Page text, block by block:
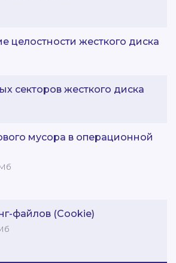
целостности жесткого диска
секторов жесткого диска
мусора в операционной
файлов (Cookie)